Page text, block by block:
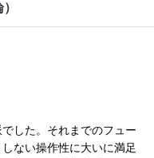
した。それまでのフュー
ない操作性に大いに満足